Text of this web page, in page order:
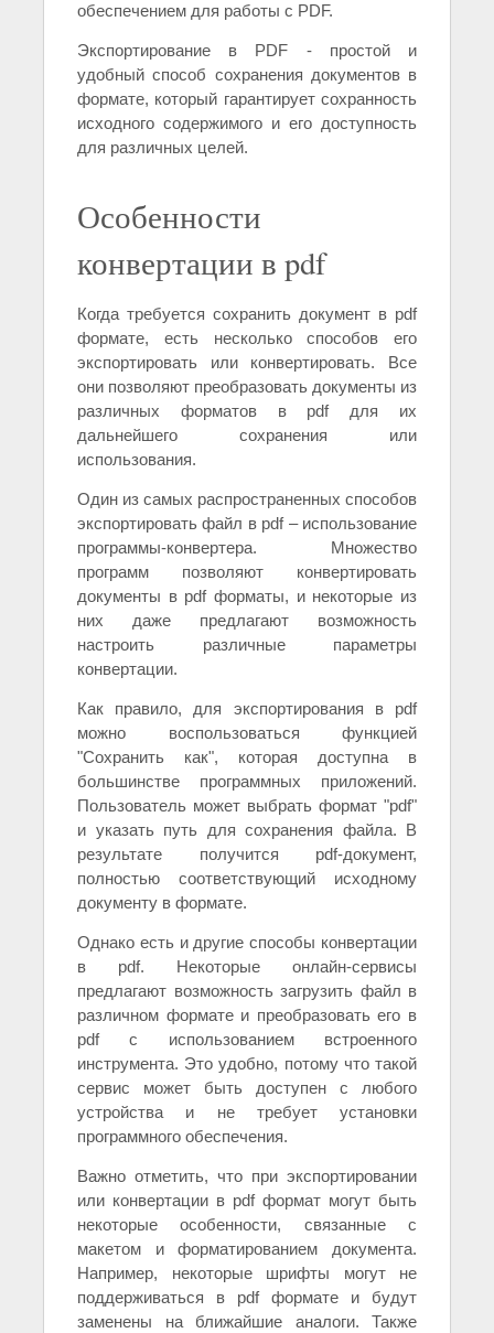
обеспечением для работы с PDF.
Экспортирование в PDF - простой и
удобный способ сохранения документов в
формате, который гарантирует сохранность
исходного содержимого и его доступность
для различных целей.
Особенности
конвертации в pdf
Когда требуется сохранить документ в pdf
формате, есть несколько способов его
экспортировать или конвертировать. Все
они позволяют преобразовать документы из
различных форматов в pdf для их
дальнейшего сохранения или
использования.
Один из самых распространенных способов
экспортировать файл в pdf – использование
программы-конвертера. Множество
программ позволяют конвертировать
документы в pdf форматы, и некоторые из
них даже предлагают возможность
настроить различные параметры
конвертации.
Как правило, для экспортирования в pdf
можно воспользоваться функцией
"Сохранить как", которая доступна в
большинстве программных приложений.
Пользователь может выбрать формат "pdf"
и указать путь для сохранения файла. В
результате получится pdf-документ,
полностью соответствующий исходному
документу в формате.
Однако есть и другие способы конвертации
в pdf. Некоторые онлайн-сервисы
предлагают возможность загрузить файл в
различном формате и преобразовать его в
pdf с использованием встроенного
инструмента. Это удобно, потому что такой
сервис может быть доступен с любого
устройства и не требует установки
программного обеспечения.
Важно отметить, что при экспортировании
или конвертации в pdf формат могут быть
некоторые особенности, связанные с
макетом и форматированием документа.
Например, некоторые шрифты могут не
поддерживаться в pdf формате и будут
заменены на ближайшие аналоги. Также